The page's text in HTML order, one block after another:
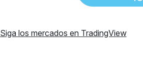
Siga los mercados en TradingView